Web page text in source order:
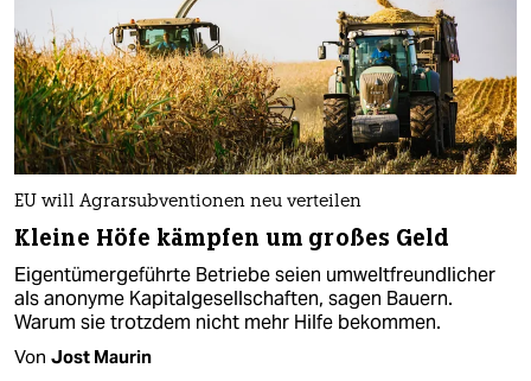
EU will Agrarsubventionen neu verteilen
Kleine Höfe kämpfen um großes Geld
Eigentümergeführte Betriebe seien umweltfreundlicher
als anonyme Kapitalgesellschaften, sagen Bauern.
Warum sie trotzdem nicht mehr Hilfe bekommen.
Von Jost Maurin